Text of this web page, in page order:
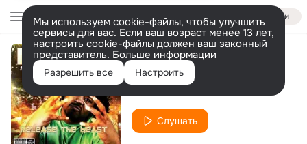
Войти
Мы используем cookie-файлы, чтобы улучшить
сервисы для вас. Если ваш возраст менее 13 лет,
настроить cookie-файлы должен ваш законный
представитель. Больше информации
Разрешить все Настроить
I Do It
Слушать